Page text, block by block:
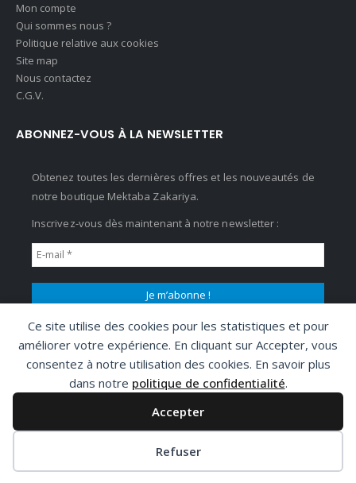
Ce site utilise des cookies pour les statistiques et pour
améliorer votre expérience. En cliquant sur Accepter, vous
consentez à notre utilisation des cookies. En savoir plus
dans notre politique de confidentialité.
Accepter
Refuser
Mon compte
Qui sommes nous ?
Politique relative aux cookies
Site map
Nous contactez
C.G.V.
ABONNEZ-VOUS À LA NEWSLETTER
Obtenez toutes les dernières offres et les nouveautés de
notre boutique Mektaba Zakariya.
Inscrivez-vous dès maintenant à notre newsletter :
Copyright 2024 © Tous droits réservés à Mektaba Zakariya